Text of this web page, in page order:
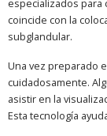
especializados para
coincide con la
subglandular.
Una vez preparado
cuidadosamente.
asistir en la
Esta tecnología